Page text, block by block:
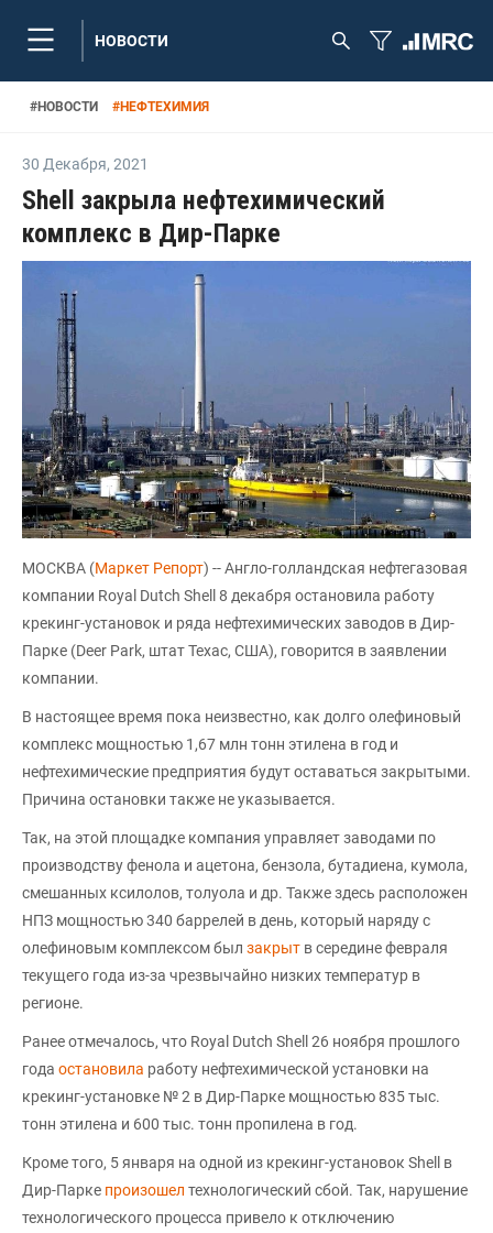
НОВОСТИ
#НОВОСТИ #НЕФТЕХИМИЯ
30 Декабря, 2021
Shell закрыла нефтехимический
комплекс в Дир-Парке
МОСКВА (Маркет Репорт) -- Англо-голландская нефтегазовая
компании Royal Dutch Shell 8 декабря остановила работу
крекинг-установок и ряда нефтехимических заводов в Дир-
Парке (Deer Park, штат Техас, США), говорится в заявлении
компании.
В настоящее время пока неизвестно, как долго олефиновый
комплекс мощностью 1,67 млн тонн этилена в год и
нефтехимические предприятия будут оставаться закрытыми.
Причина остановки также не указывается.
Так, на этой площадке компания управляет заводами по
производству фенола и ацетона, бензола, бутадиена, кумола,
смешанных ксилолов, толуола и др. Также здесь расположен
НПЗ мощностью 340 баррелей в день, который наряду с
олефиновым комплексом был закрыт в середине февраля
текущего года из-за чрезвычайно низких температур в
регионе.
Ранее отмечалось, что Royal Dutch Shell 26 ноября прошлого
года остановила работу нефтехимической установки на
крекинг-установке № 2 в Дир-Парке мощностью 835 тыс.
тонн этилена и 600 тыс. тонн пропилена в год.
Кроме того, 5 января на одной из крекинг-установок Shell в
Дир-Парке произошел технологический сбой. Так, нарушение
технологического процесса привело к отключению